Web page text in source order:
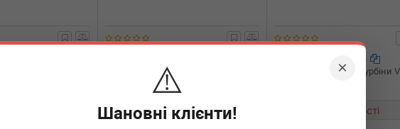
×
⚠️
Шановні клієнти!
турбіни VW LT
06
Клапан управління турбіни BMW 3
(E90)/5 (E60)/X3 (E83)/X5
(E70/E71/E72) 06-14 M57/N57
Немає в наявності
A6112103
Клапан управління турбіни
Немає в наявності